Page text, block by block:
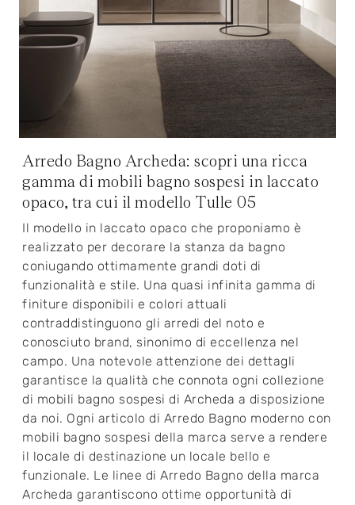
Arredo Bagno Archeda: scopri una ricca
gamma di mobili bagno sospesi in laccato
opaco, tra cui il modello Tulle 05
Il modello in laccato opaco che proponiamo è
realizzato per decorare la stanza da bagno
coniugando ottimamente grandi doti di
funzionalità e stile. Una quasi infinita gamma di
finiture disponibili e colori attuali
contraddistinguono gli arredi del noto e
conosciuto brand, sinonimo di eccellenza nel
campo. Una notevole attenzione dei dettagli
garantisce la qualità che connota ogni collezione
di mobili bagno sospesi di Archeda a disposizione
da noi. Ogni articolo di Arredo Bagno moderno con
mobili bagno sospesi della marca serve a rendere
il locale di destinazione un locale bello e
funzionale. Le linee di Arredo Bagno della marca
Archeda garantiscono ottime opportunità di